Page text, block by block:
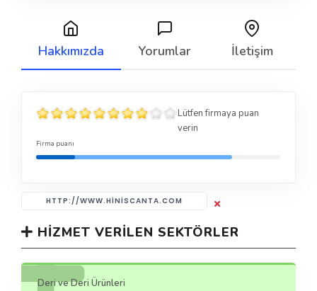
Hakkımızda Yorumlar İletişim
Lütfen firmaya puan
verin
Firma puanı
HTTP://WWW.HINISCANTA.COM
HIZMET VERILEN SEKTÖRLER
Deri ve Deri Ürünleri